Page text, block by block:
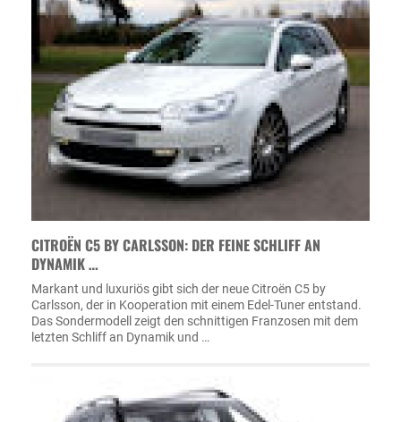
CITROËN C5 BY CARLSSON: DER FEINE SCHLIFF AN
DYNAMIK …
Markant und luxuriös gibt sich der neue Citroën C5 by
Carlsson, der in Kooperation mit einem Edel-Tuner entstand.
Das Sondermodell zeigt den schnittigen Franzosen mit dem
letzten Schliff an Dynamik und …